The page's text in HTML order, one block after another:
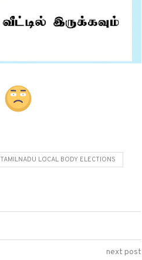
TAMILNADU LOCAL BODY ELECTIONS
next post